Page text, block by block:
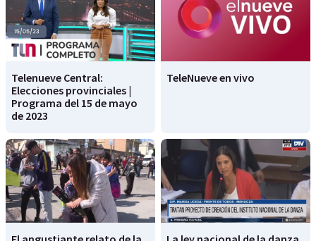
Telenueve Central:
Elecciones provinciales |
Programa del 15 de mayo
de 2023
TeleNueve en vivo